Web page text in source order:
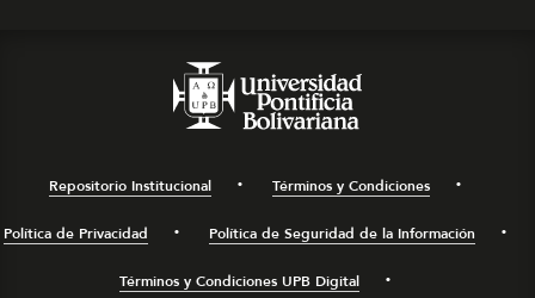
Repositorio Institucional Términos y Condiciones
Política de Privacidad Política de Seguridad de la Información
Términos y Condiciones UPB Digital